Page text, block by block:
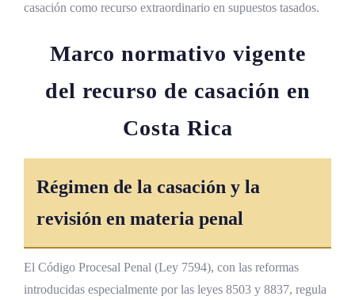
casación como recurso extraordinario en supuestos tasados.
Marco normativo vigente
del recurso de casación en
Costa Rica
Régimen de la casación y la
revisión en materia penal
El Código Procesal Penal (Ley 7594), con las reformas
introducidas especialmente por las leyes 8503 y 8837, regula